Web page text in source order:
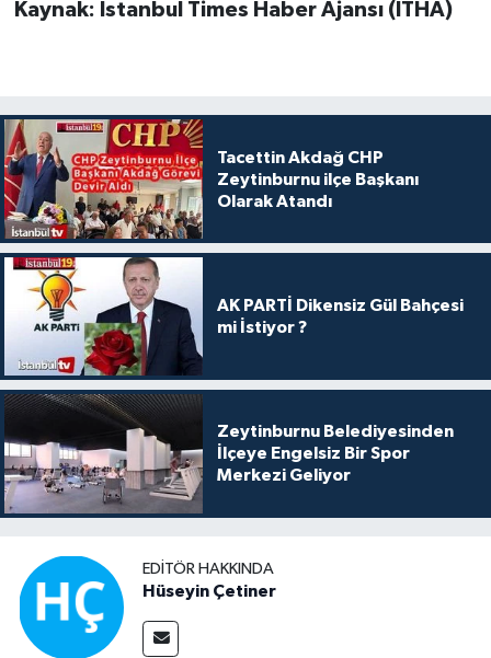
Kaynak: İstanbul Times Haber Ajansı (İTHA)
Tacettin Akdağ CHP
Zeytinburnu ilçe Başkanı
Olarak Atandı
AK PARTİ Dikensiz Gül Bahçesi
mi İstiyor ?
Zeytinburnu Belediyesinden
İlçeye Engelsiz Bir Spor
Merkezi Geliyor
EDITÖR HAKKINDA
Hüseyin Çetiner